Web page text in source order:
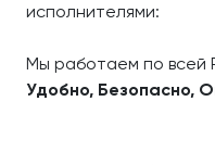
исполнителями:
Мы работаем по всей
Удобно, Безопасно,